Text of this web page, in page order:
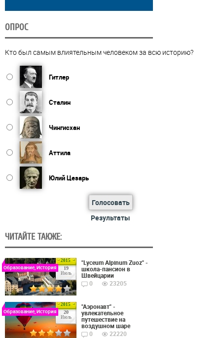
ОПРОС
Кто был самым влиятельным человеком за всю историю?
Гитлер
Сталин
Чингисхан
Аттила
Юлий Цезарь
Голосовать
Результаты
ЧИТАЙТЕ ТАКЖЕ:
2015
19
Июль
Образование, История
"Lyceum Alpinum Zuoz" -
школа-пансион в
Швейцарии
0
23205
2015
20
Июль
Образование, История
"Аэронавт" -
увлекательное
путешествие на
воздушном шаре
0
22220